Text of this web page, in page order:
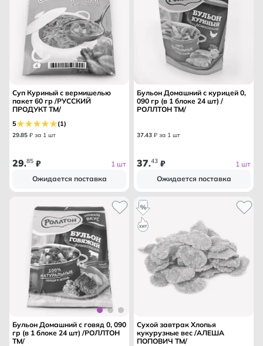
Суп Куриный с вермишелью
пакет 60 гр /РУССКИЙ
ПРОДУКТ ТМ/
5 (1)
29.85 ₽ за 1 шт
29.85 ₽
1 шт
Ожидается поставка
Бульон Домашний с курицей 0,
090 гр (в 1 блоке 24 шт) /
РОЛЛТОН ТМ/
37.43 ₽ за 1 шт
37.43 ₽
1 шт
Ожидается поставка
Бульон Домашний с говяд 0, 090
гр (в 1 блоке 24 шт) /РОЛЛТОН
ТМ/
Сухой завтрак Хлопья
кукурузные вес /АЛЕША
ПОПОВИЧ ТМ/